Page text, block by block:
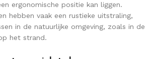
ergonomische positie kan liggen.
hebben vaak een rustieke uitstraling,
in de natuurlijke omgeving, zoals in de
het strand.